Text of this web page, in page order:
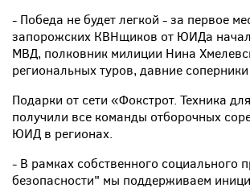
- Победа не будет легкой - за первое
запорожских КВНщиков от ЮИДа
МВД, полковник милиции Нина
региональных туров, давние
Подарки от сети «Фокстрот. Техника
получили все команды отборочных
ЮИД в регионах.
- В рамках собственного социального
безопасности" мы поддерживаем